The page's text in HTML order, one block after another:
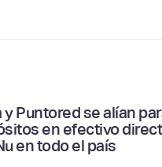
y Puntored se alían
en efectivo
en todo el país